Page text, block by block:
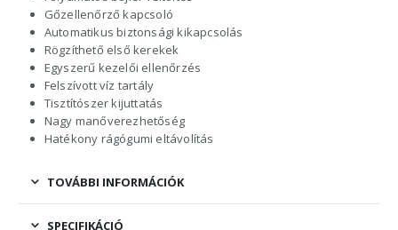
Gőzellenőrző kapcsoló
Automatikus biztonsági kikapcsolás
Rögzíthető első kerekek
Egyszerű kezelői ellenőrzés
Felszívott víz tartály
Tisztítószer kijuttatás
Nagy manőverezhetőség
Hatékony rágógumi eltávolítás
TOVÁBBI INFORMÁCIÓK
SPECIFIKÁCIÓ